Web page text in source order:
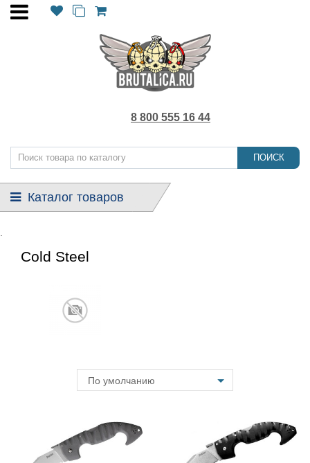
8 800 555 16 44
ПОИСК
Каталог товаров
Cold Steel
По умолчанию